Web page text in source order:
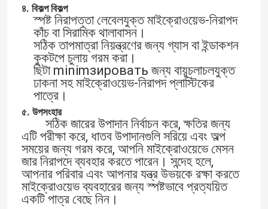
৪. বিকল্প বিকল্প
স্পষ্ট নিরাপত্তা লেবেলযুক্ত মাইক্রোওয়েভ-নিরাপদ
কাঁচ বা সিরামিক থালাবাসন।
সঠিক তাপমাত্রা নিয়ন্ত্রণের জন্য গ্যাস বা ইন্ডাকশন
কুকটপে চুলায় গরম করা।
ছিটা minimзировать জন্য বায়ুচলাচলযুক্ত
ঢাকনা সহ মাইক্রোওয়েভ-নিরাপদ প্লাস্টিকের
পাত্রে।
৫. উপসংহার
সঠিক জারের উপাদান নির্বাচন করে, ক্ষতির জন্য
এটি পরীক্ষা করে, ধাতব উপাদানগুলি সরিয়ে এবং অল্প
সময়ের জন্য গরম করে, আপনি মাইক্রোওয়েভে মেসন
জার নিরাপদে ব্যবহার করতে পারেন। সন্দেহ হলে,
আপনার পরিবার এবং আপনার যন্ত্র উভয়কে রক্ষা করতে
মাইক্রোওয়েভ ব্যবহারের জন্য স্পষ্টভাবে প্রত্যয়িত
একটি পাত্র বেছে নিন।